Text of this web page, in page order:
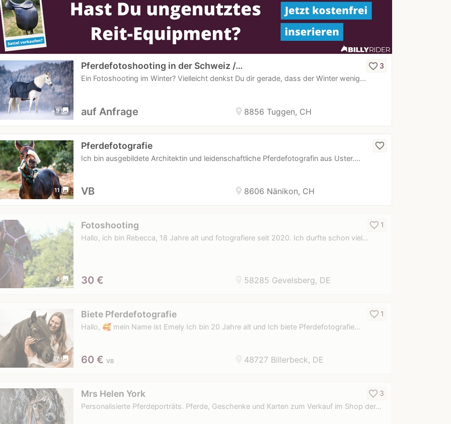
9 photo_library
Pferdefotoshooting in der Schweiz /…
Ein Fotoshooting im Winter? Vielleicht denkst Du dir gerade, dass der Winter wenig…
favorite_border 3
location_on 8856 Tuggen, CH
auf Anfrage
11 photo_library
Pferdefotografie
Ich bin ausgebildete Architektin und leidenschaftliche Pferdefotografin aus Uster.…
favorite_border
location_on 8606 Nänikon, CH
VB
4 photo_library
Fotoshooting
Hallo, ich bin Rebecca, 18 Jahre alt und fotografiere seit 2020. Ich durfte schon viel…
favorite_border 1
58285 Gevelsberg, DE
30 €
17 photo_library
Biete Pferdefotografie
Hallo, 🥰 mein Name ist Emely Ich bin 20 Jahre alt und Ich biete Pferdefotografie…
favorite_border 1
48727 Billerbeck, DE
60 € VB
Mrs Helen York
Personalisierte Pferdeporträts. Pferde, Geschenke und Karten zum Verkauf im Shop der…
favorite_border 3